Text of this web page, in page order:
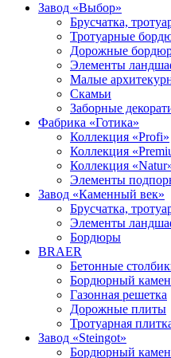
Завод «Выбор»
Брусчатка,
Тротуарные
Дорожные
Элементы
Малые
Скамьи
Заборные
Фабрика «Готика»
Коллекция «Profi»
Коллекция
Коллекция
Элементы
Завод «Каменный век»
Брусчатка,
Элементы
Бордюры
BRAER
Бетонные
Бордюрный
Газонная решетка
Дорожные плиты
Тротуарная
Завод «Steingot»
Бордюрный